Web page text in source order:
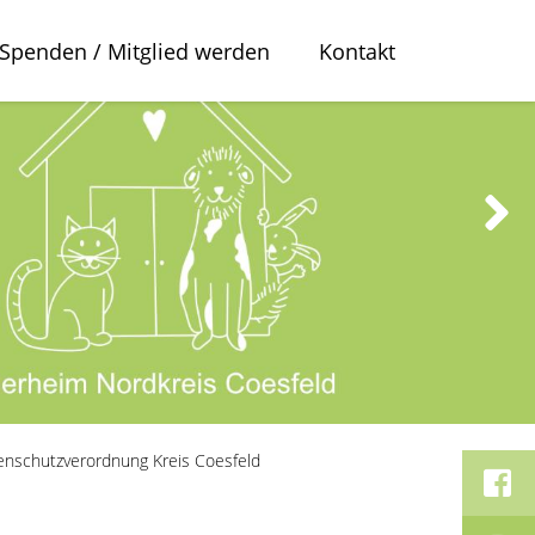
Spenden / Mitglied werden Kontakt
Kreis Coesfeld